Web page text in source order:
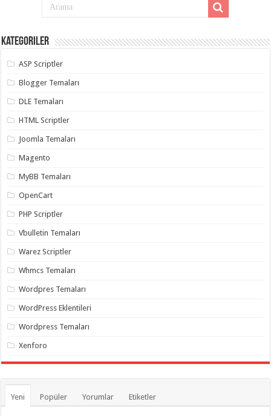
asansörlü
taşıma,
evden
taşımacılık,
organizasyon,
organizasyon,
organizasyon,
gaziantep
organizasyon,
gaziantep
organizasyon,
gaziantep
organizasyon
gaziantep
palyaço,
twitter
takipçi
hilesi
takipçi
instagram
hilesi ,
Kategoriler
ASP Scriptler
Blogger Temaları
DLE Temaları
HTML Scriptler
Joomla Temaları
Magento
MyBB Temaları
OpenCart
PHP Scriptler
Vbulletin Temaları
Warez Scriptler
Whmcs Temaları
Wordpres Temaları
WordPress Eklentileri
Wordpress Temaları
Xenforo
Yeni Popüler Yorumlar Etiketler